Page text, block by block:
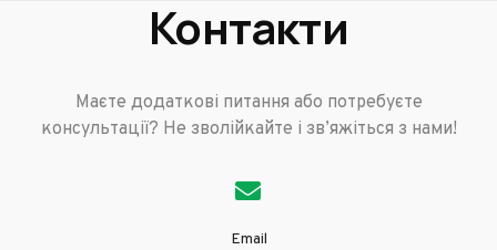
Контакти
Маєте додаткові питання або потребуєте
консультації? Не зволійкайте і зв’яжіться з нами!
Email